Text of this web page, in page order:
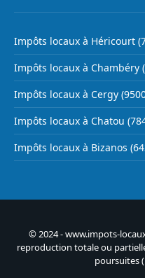
Impôts locaux à Héricourt
Impôts locaux à Chambéry
Impôts locaux à Cergy
Impôts locaux à Chatou
Impôts locaux à Bizanos
© 2024 - www.impots-
reproduction totale ou
poursuites (